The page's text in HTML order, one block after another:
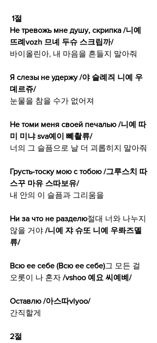
1절
Не тревожь мне душу, скрипка /니예
뜨례vozh 므녜 두슈 스크립까/
바이올린아, 내 마음을 흔들지 말아줘
Я слезы не удержу /야 슬례즤 니예 우
뎨르쥬/
눈물을 참을 수가 없어져
Не томи меня своей печалью /니예 따
미 미냐 sva예이 뼤촬류/
너의 그 슬픔으로 날 더 괴롭히지 말아줘
Грусть-тоску мою с тобою /그루스치 따
스꾸 마유 스따보유/
내 안의 이 슬픔과 그리움을
Ни за что не разделю절대 너와 나누지
않을 거야 /니예 쟈 슈또 니예 우롸즈뎰
류/
Всю ее себе (Всю ее себе)그 모든 걸
오롯이 나 혼자 /vshoo 예요 씨예볘/
Оставлю /아스따vlyoo/
간직할게
2절